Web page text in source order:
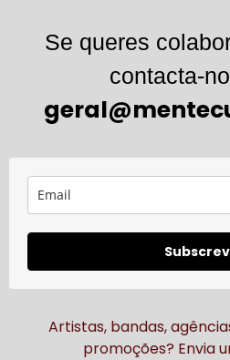
Se queres
contacta-
Artistas, bandas,
promoções? Envia